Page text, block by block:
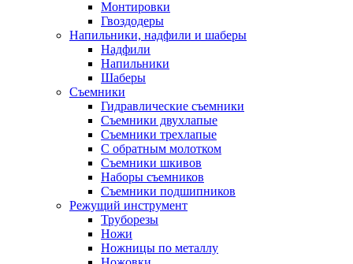
Монтировки
Гвоздодеры
Напильники, надфили и шаберы
Надфили
Напильники
Шаберы
Съемники
Гидравлические съемники
Съемники двухлапые
Съемники трехлапые
С обратным молотком
Съемники шкивов
Наборы съемников
Съемники подшипников
Режущий инструмент
Труборезы
Ножи
Ножницы по металлу